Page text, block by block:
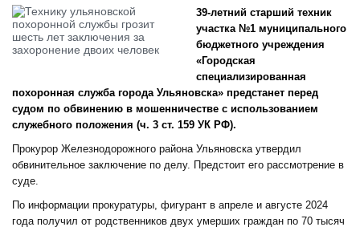
39-летний старший техник
участка №1 муниципального
бюджетного учреждения
«Городская
специализированная
похоронная служба города Ульяновска» предстанет перед
судом по обвинению в мошенничестве с использованием
служебного положения (ч. 3 ст. 159 УК РФ).
Прокурор Железнодорожного района Ульяновска утвердил
обвинительное заключение по делу. Предстоит его рассмотрение в
суде.
По информации прокуратуры, фигурант в апреле и августе 2024
года получил от родственников двух умерших граждан по 70 тысяч